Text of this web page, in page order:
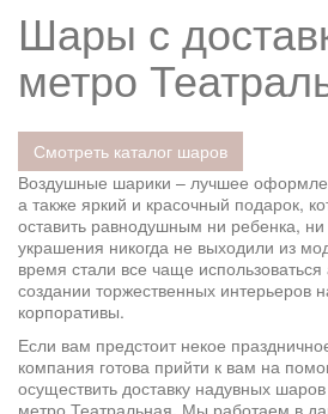
Шары с
метро
Смотреть каталог шаров
Воздушные шарики – лучшее
а также яркий и красочный подарок,
оставить равнодушным ни ребенка, ни
украшения никогда не выходили из
время стали все чаще
создании торжественных интерьеров
корпоративы.
Если вам предстоит некое
компания готова прийти к вам на
осуществить доставку надувных